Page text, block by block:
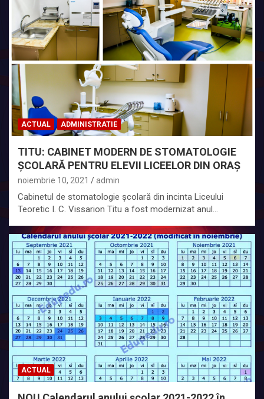
ACTUAL ADMINISTRATIE
TITU: CABINET MODERN DE STOMATOLOGIE
ȘCOLARĂ PENTRU ELEVII LICEELOR DIN ORAȘ
noiembrie 10, 2021 admin
Cabinetul de stomatologie școlară din incinta Liceului
Teoretic I. C. Vissarion Titu a fost modernizat anul…
ACTUAL